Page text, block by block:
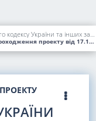
Про внесення змін до Податкового кодексу України та інших законів України щодо забезпечення збору даних та інформації необхідних для декларування окремих об'єктів оподаткування
проекту від 17.12.2020